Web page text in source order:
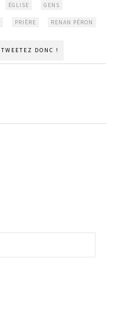
ÉGLISE GENS
PRIÈRE RENAN PÉRON
TWEETEZ DONC !